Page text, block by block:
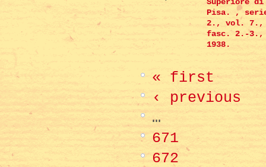
Pisa. ,
2., vol. 7.,
fasc. 2.-3.,
1938.
« first
‹ previous
…
671
672